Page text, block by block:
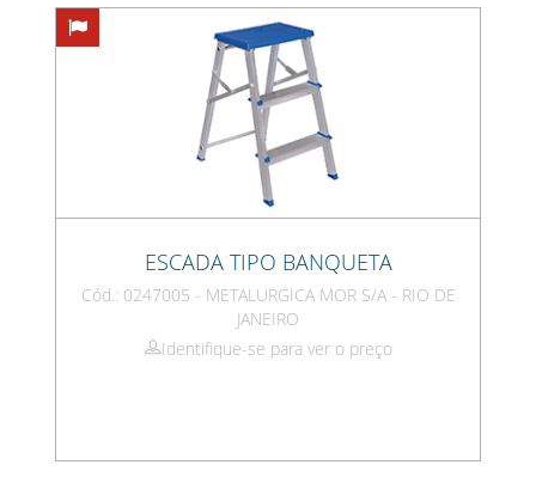
ESCADA TIPO BANQUETA
Cód.: 0247005 - METALURGICA MOR S/A - RIO DE
JANEIRO
Identifique-se para ver o preço